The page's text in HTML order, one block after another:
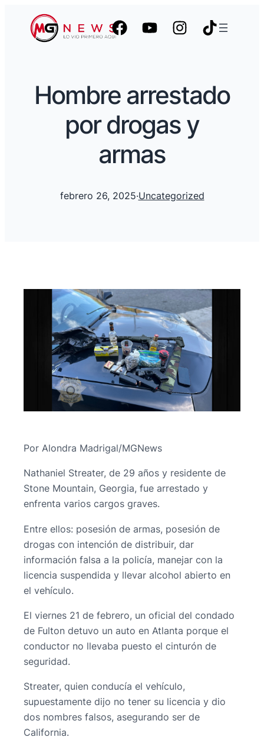
Hombre arrestado
por drogas y
armas
febrero 26, 2025·Uncategorized
Por Alondra Madrigal/MGNews
Nathaniel Streater, de 29 años y residente de
Stone Mountain, Georgia, fue arrestado y
enfrenta varios cargos graves.
Entre ellos: posesión de armas, posesión de
drogas con intención de distribuir, dar
información falsa a la policía, manejar con la
licencia suspendida y llevar alcohol abierto en
el vehículo.
El viernes 21 de febrero, un oficial del condado
de Fulton detuvo un auto en Atlanta porque el
conductor no llevaba puesto el cinturón de
seguridad.
Streater, quien conducía el vehículo,
supuestamente dijo no tener su licencia y dio
dos nombres falsos, asegurando ser de
California.